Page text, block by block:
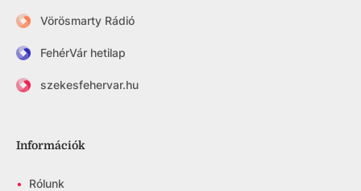
Vörösmarty Rádió
FehérVár hetilap
szekesfehervar.hu
Információk
• Rólunk